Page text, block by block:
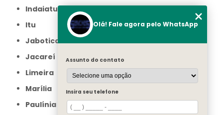
Indaiatuba
Itu
Jaboticabal
Jacareí
Limeira
Marília
Paulínia
Olá! Fale agora pelo WhatsApp
Assunto do contato
Insira seu telefone